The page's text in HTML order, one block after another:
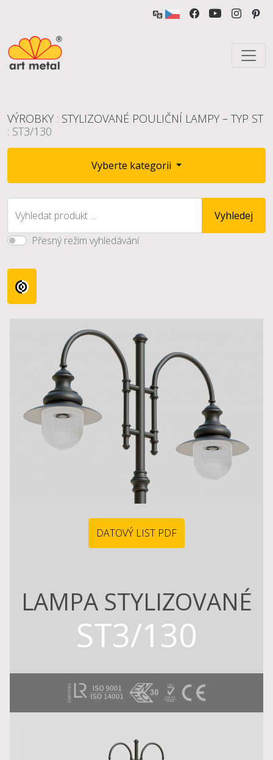
VÝROBKY : STYLIZOVANÉ POULIČNÍ LAMPY – TYP ST
: ST3/130
Vyberte kategorii
Vyhledat produkt ...
Vyhledej
Přesný režim vyhledávání
DATOVÝ LIST PDF
LAMPA STYLIZOVANÉ
ST3/130